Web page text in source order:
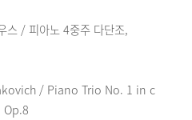
스 / 피아노 4중주 다단조,
/ Piano Trio No. 1 in c